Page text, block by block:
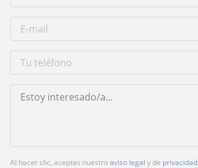
Al hacer clic, aceptas nuestroaviso legal y de privacidad